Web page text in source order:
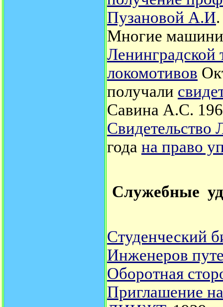
Пузановой А.И
Многие
Ленинградской
локомотивов
получали
Савина А.С.
Свидетельство
года на право
Служебные
Студенческий
Инженеров
Оборотная
Приглашение